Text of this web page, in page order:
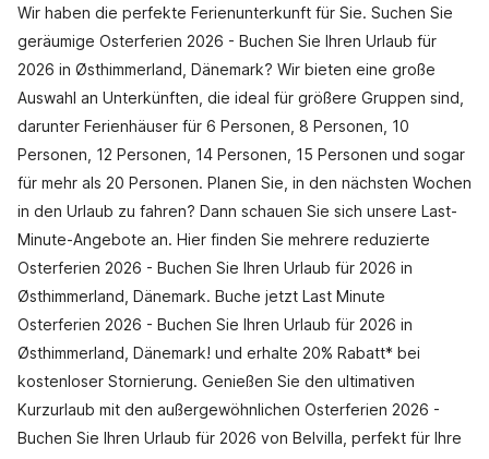
Wir haben die perfekte Ferienunterkunft für Sie. Suchen Sie
geräumige Osterferien 2026 - Buchen Sie Ihren Urlaub für
2026 in Østhimmerland, Dänemark? Wir bieten eine große
Auswahl an Unterkünften, die ideal für größere Gruppen sind,
darunter Ferienhäuser für 6 Personen, 8 Personen, 10
Personen, 12 Personen, 14 Personen, 15 Personen und sogar
für mehr als 20 Personen. Planen Sie, in den nächsten Wochen
in den Urlaub zu fahren? Dann schauen Sie sich unsere Last-
Minute-Angebote an. Hier finden Sie mehrere reduzierte
Osterferien 2026 - Buchen Sie Ihren Urlaub für 2026 in
Østhimmerland, Dänemark. Buche jetzt Last Minute
Osterferien 2026 - Buchen Sie Ihren Urlaub für 2026 in
Østhimmerland, Dänemark! und erhalte 20% Rabatt* bei
kostenloser Stornierung. Genießen Sie den ultimativen
Kurzurlaub mit den außergewöhnlichen Osterferien 2026 -
Buchen Sie Ihren Urlaub für 2026 von Belvilla, perfekt für Ihre